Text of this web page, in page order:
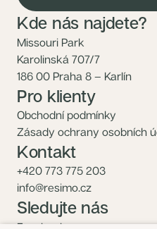
Kde nás najdete?
Missouri Park
Karolinská 707/7
186 00 Praha 8 – Karlín
Pro klienty
Obchodní podmínky
Zásady ochrany osobních
Kontakt
+420 773 775 203
info@resimo.cz
Sledujte nás